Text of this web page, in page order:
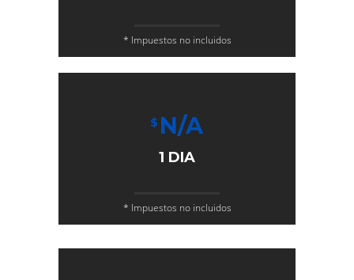
* Impuestos no incluidos
$ N/A
1 DIA
* Impuestos no incluidos